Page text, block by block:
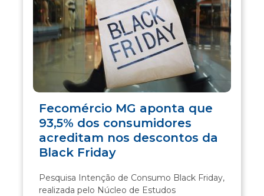
Fecomércio MG aponta que
93,5% dos consumidores
acreditam nos descontos da
Black Friday
Pesquisa Intenção de Consumo Black Friday,
realizada pelo Núcleo de Estudos